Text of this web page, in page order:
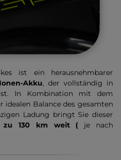
ist ein herausnehmbarer
Akku, der vollständig in
In Kombination mit dem
Balance des gesamten
Ladung bringt Sie dieser
zu 130 km weit ( je nach